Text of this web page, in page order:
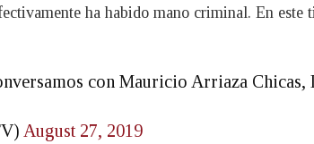
ha habido mano criminal. En
con Mauricio Arriaza Chicas,
August 27, 2019